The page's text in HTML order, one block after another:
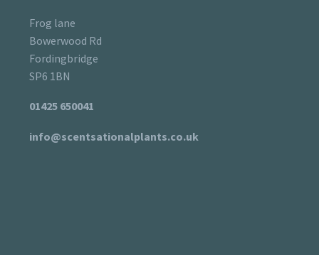
Frog lane
Bowerwood Rd
Fordingbridge
SP6 1BN
01425 650041
info@scentsationalplants.co.uk